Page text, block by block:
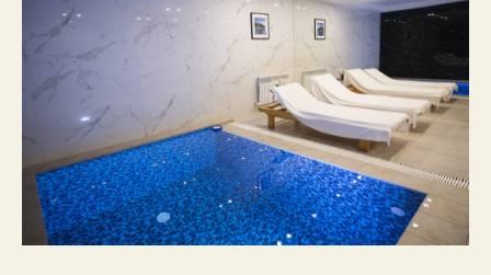
Мероприятия
Экстренные номера